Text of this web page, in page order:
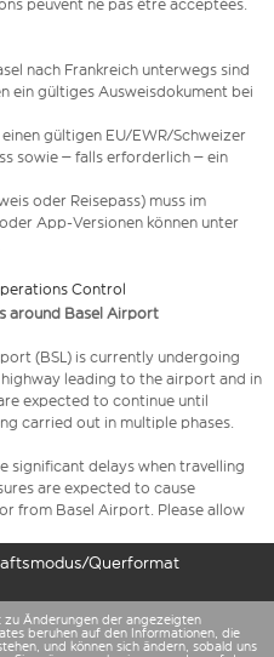
peuvent ne pas être acceptées.
nach Frankreich unterwegs sind
ein gültiges Ausweisdokument bei
gültigen EU/EWR/Schweizer
sowie – falls erforderlich – ein
oder Reisepass) muss im
App-Versionen können unter
Control
around Basel Airport
(BSL) is currently undergoing
leading to the airport and in
expected to continue until
carried out in multiple phases.
significant delays when travelling
are expected to cause
from Basel Airport. Please allow
Querformat
zu Änderungen der angezeigten
beruhen auf den Informationen, die
und können sich ändern, sobald uns